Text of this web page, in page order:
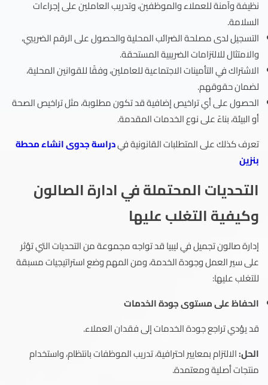
نظيفة وآمنة للعملاء والموظفين، وتدريب العاملين على إجراءات
السلامة.
التسجيل لدى مصلحة الضرائب المحلية والحصول على الرقم الضريبي،
والامتثال للالتزامات الضريبية المستحقة.
الاشتراك في التأمينات الاجتماعية للعاملين، وفقًا للقوانين المحلية،
لضمان حقوقهم.
الحصول على أي تراخيص إضافية قد تكون مطلوبة، مثل تراخيص الصحة
أو البيئة، بناءً على نوع الخدمات المقدمة.
تعرف كذلك على المتطلبات القانونية فيدراسة جدوى انشاء محطة
بنزين
التحديات المحتملة في ادارة الصالون
وكيفية التغلب عليها
إدارة صالون تجميل في ليبيا قد تواجه مجموعة من التحديات التي تؤثر
على سير العمل وجودة الخدمة، ومن المهم وضع استراتيجيات مسبقة
للتغلب عليها:
الحفاظ على مستوى جودة الخدمات
قد يؤدي تراجع جودة الخدمات إلى فقدان العملاء.
الحل:الالتزام بمعايير احترافية، تدريب الموظفات بانتظام، واستخدام
منتجات أصلية ومعتمدة.